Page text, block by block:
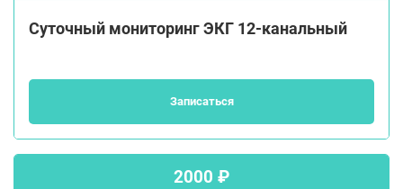
Суточный мониторинг ЭКГ 12-канальный
Записаться
2000 ₽